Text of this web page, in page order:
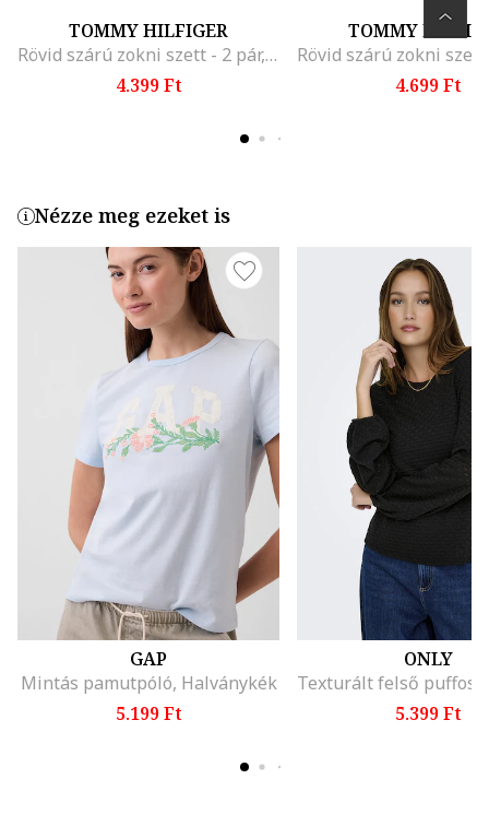
TOMMY HILFIGER
Rövid szárú zokni szett - 2 pár, Fekete
4.399 Ft
TOMMY
4.699 Ft
Nézze meg ezeket is
GAP
Mintás pamutpóló, Halványkék
5.199 Ft
ONLY
5.399 Ft